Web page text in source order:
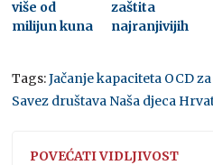
više od
milijun kuna
zaštita
najranjivijih
Tags:Jačanje kapaciteta OCD
Savez društava Naša djeca
POVEĆATI VIDLJIVOST